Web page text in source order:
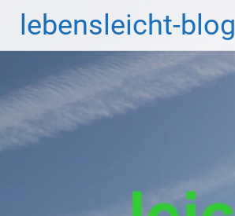
Inhalt
springen
lebensleicht-blog